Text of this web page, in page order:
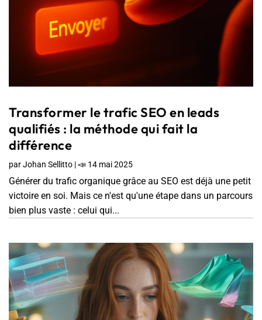
Transformer le trafic SEO en leads
qualifiés : la méthode qui fait la
différence
parJohan Sellitto |📣 14 mai 2025
Générer du trafic organique grâce au SEO est déjà une petit
victoire en soi. Mais ce n'est qu'une étape dans un parcours
bien plus vaste : celui qui...